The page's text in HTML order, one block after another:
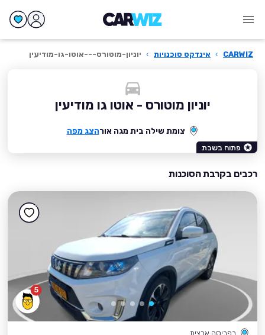
CARWIZ
› אינדקס סוכנויות › יוניון-מוטורס---אוטו-גו-מודיעין
יוניון מוטורס - אוטו גו מודיעין
צומת שילה בית מגה אורהצג מפה
פתוח בשבת
רכבים בקרבת הסוכנות
5
בפריסה ארצית